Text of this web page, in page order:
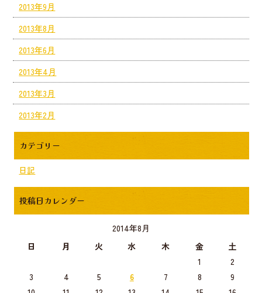
2013年9月
2013年8月
2013年6月
2013年4月
2013年3月
2013年2月
カテゴリー
日記
投稿日カレンダー
2014年8月
日
月 火 水 木 金
土
1
2
3
4 5 6 7 8
9